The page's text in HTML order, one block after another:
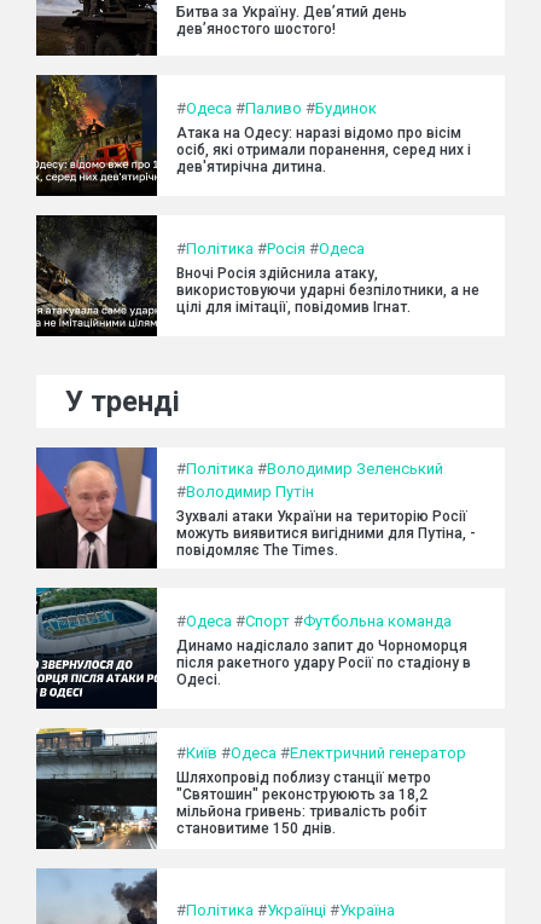
Битва за Україну. Дев’ятий день
дев’яностого шостого!
#Одеса #Паливо #Будинок
Атака на Одесу: наразі відомо про вісім
осіб, які отримали поранення, серед них і
дев'ятирічна дитина.
#Політика #Росія #Одеса
Вночі Росія здійснила атаку,
використовуючи ударні безпілотники, а не
цілі для імітації, повідомив Ігнат.
У тренді
#Політика #Володимир Зеленський
#Володимир Путін
Зухвалі атаки України на територію Росії
можуть виявитися вигідними для Путіна, -
повідомляє The Times.
#Одеса #Спорт #Футбольна команда
Динамо надіслало запит до Чорноморця
після ракетного удару Росії по стадіону в
Одесі.
#Київ #Одеса #Електричний генератор
Шляхопровід поблизу станції метро
"Святошин" реконструюють за 18,2
мільйона гривень: тривалість робіт
становитиме 150 днів.
#Політика #Українці #Україна